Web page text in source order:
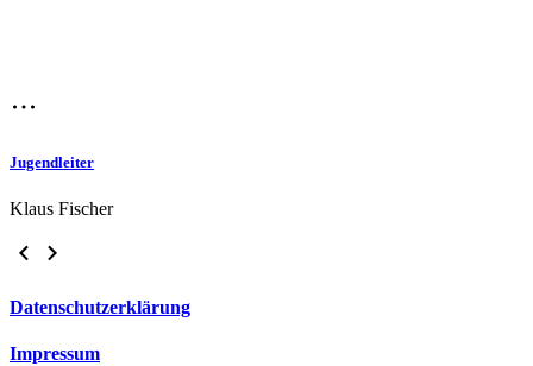
Jugendleiter
Klaus Fischer
Datenschutzerklärung
Impressum